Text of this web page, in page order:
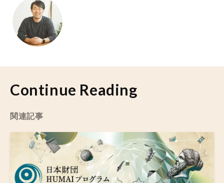
Continue Reading
関連記事